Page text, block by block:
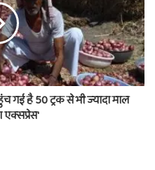
गई है 50 ट्रक से भी ज्यादा माल